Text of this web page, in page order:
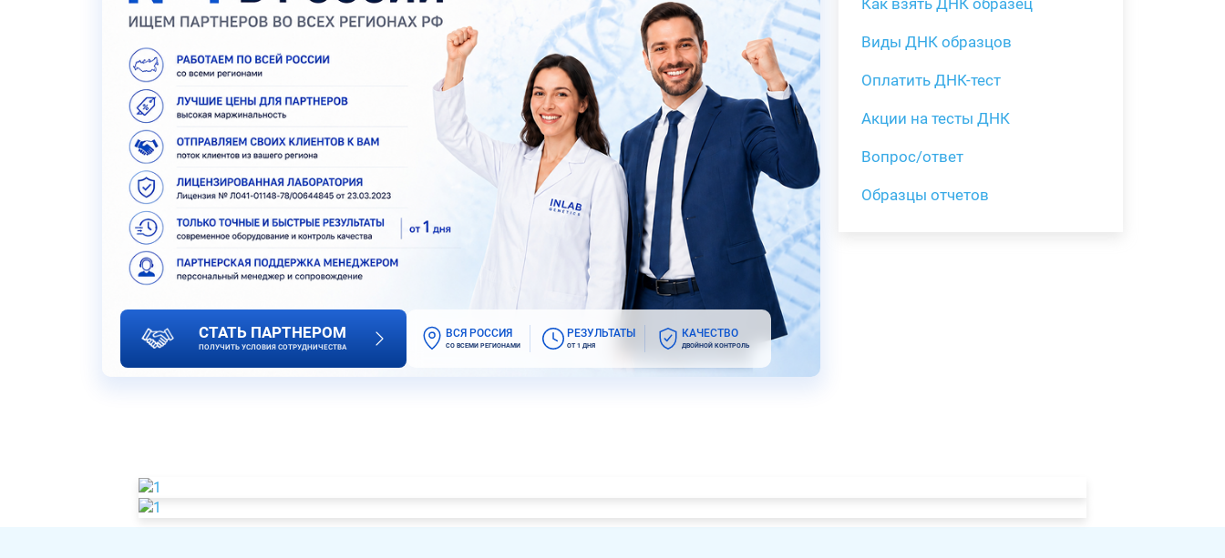
СТАТЬ ПАРТНЕРОМ
ПОЛУЧИТЬ УСЛОВИЯ СОТРУДНИЧЕСТВА
ВСЯ РОССИЯ
СО ВСЕМИ РЕГИОНАМИ
РЕЗУЛЬТАТЫ
ОТ 1 ДНЯ
КАЧЕСТВО
ДВОЙНОЙ КОНТРОЛЬ
Виды ДНК образцов
Оплатить ДНК-тест
Акции на тесты ДНК
Вопрос/ответ
Образцы отчетов